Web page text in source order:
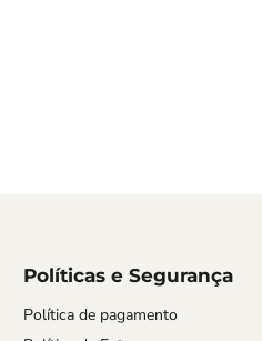
Políticas e Segurança
Política de pagamento